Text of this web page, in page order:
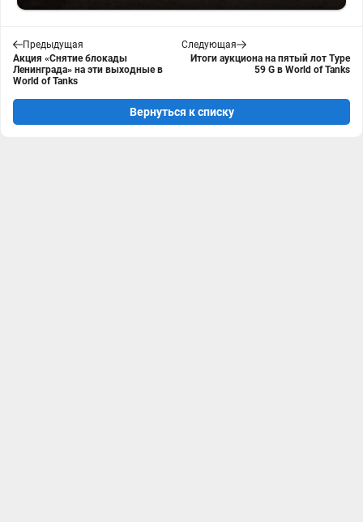
Предыдущая
Акция «Снятие блокады
Ленинграда» на эти выходные в
World of Tanks
Следующая
Итоги аукциона на пятый лот Type
59 G в World of Tanks
Вернуться к списку